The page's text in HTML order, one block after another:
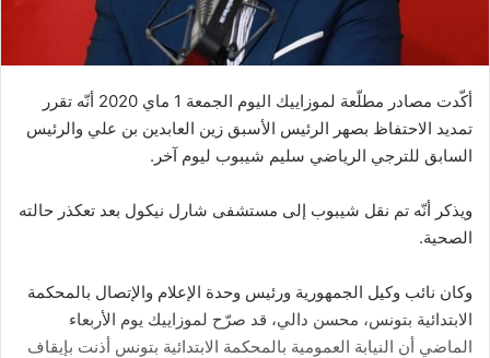
أكّدت مصادر مطلّعة لموزاييك اليوم الجمعة 1 ماي 2020 أنّه تقرر
تمديد الاحتفاظ بصهر الرئيس الأسبق زين العابدين بن علي والرئيس
السابق للترجي الرياضي سليم شيبوب ليوم آخر.
ويذكر أنّه تم نقل شيبوب إلى مستشفى شارل نيكول بعد تعكذر حالته
الصحية.
وكان نائب وكيل الجمهورية ورئيس وحدة الإعلام والإتصال بالمحكمة
الابتدائية بتونس، محسن دالي، قد صرّح لموزاييك يوم الأربعاء
الماضي أن النيابة العمومية بالمحكمة الابتدائية بتونس أذنت بإيقاف